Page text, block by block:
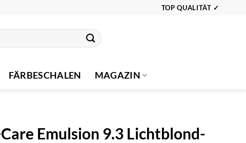
TOP QUALITÄT ✓
FÄRBESCHALEN MAGAZIN
Emulsion 9.3 Lichtblond-